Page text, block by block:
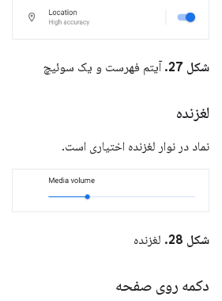
شکل 27. آیتم فهرست و یک سوئیچ
لغزنده
نماد در نوار لغزنده اختیاری است.
شکل 28. لغزنده
دکمه روی صفحه